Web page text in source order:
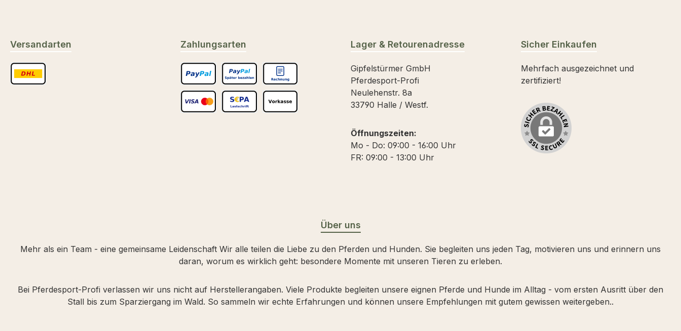
Versandarten Zahlungsarten
PayPal Später BezahlenRechnungskauf
Lager & Retourenadresse
Gipfelstürmer GmbH
Pferdesport-Profi
Neulehenstr. 8a
33790 Halle / Westf.
Öffnungszeiten:
Mo - Do: 09:00 - 16:00 Uhr
FR: 09:00 - 13:00 Uhr
Sicher Einkaufen
Mehrfach ausgezeichnet und
zertifiziert!
Über uns
Mehr als ein Team - eine gemeinsame Leidenschaft Wir alle teilen die Liebe zu den Pferden und Hunden. Sie begleiten uns jeden Tag, motivieren uns und erinnern uns
daran, worum es wirklich geht: besondere Momente mit unseren Tieren zu erleben.
Bei Pferdesport-Profi verlassen wir uns nicht auf Herstellerangaben. Viele Produkte begleiten unsere eignen Pferde und Hunde im Alltag - vom ersten Ausritt über den
Stall bis zum Sparziergang im Wald. So sammeln wir echte Erfahrungen und können unsere Empfehlungen mit gutem gewissen weitergeben..